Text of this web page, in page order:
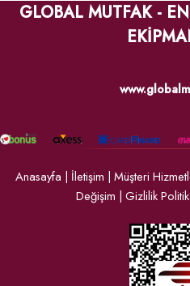
GLOBAL MUTFAK -
Anasayfa | İletişim | Müşteri
Değişim | Gizlilik